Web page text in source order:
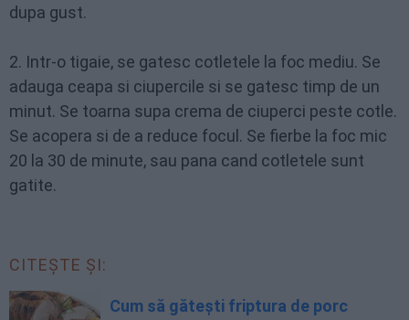
dupa gust.
2. Intr-o tigaie, se gatesc cotletele la foc mediu. Se
adauga ceapa si ciupercile si se gatesc timp de un
minut. Se toarna supa crema de ciuperci peste cotle.
Se acopera si de a reduce focul. Se fierbe la foc mic
20 la 30 de minute, sau pana cand cotletele sunt
gatite.
CITEȘTE ȘI:
Cum să gătești friptura de porc